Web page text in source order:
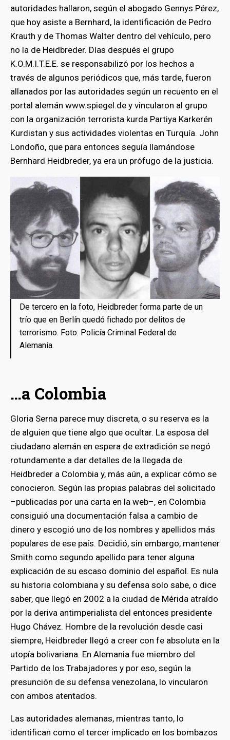
autoridades hallaron, según el abogado Gennys Pérez,
que hoy asiste a Bernhard, la identificación de Pedro
Krauth y de Thomas Walter dentro del vehículo, pero
no la de Heidbreder. Días después el grupo
K.O.M.I.T.E.E. se responsabilizó por los hechos a
través de algunos periódicos que, más tarde, fueron
allanados por las autoridades según un recuento en el
portal alemán www.spiegel.de y vincularon al grupo
con la organización terrorista kurda Partiya Karkerén
Kurdistan y sus actividades violentas en Turquía. John
Londoño, que para entonces seguía llamándose
Bernhard Heidbreder, ya era un prófugo de la justicia.
De tercero en la foto, Heidbreder forma parte de un
trío que en Berlín quedó fichado por delitos de
terrorismo. Foto: Policía Criminal Federal de
Alemania.
…a Colombia
Gloria Serna parece muy discreta, o su reserva es la
de alguien que tiene algo que ocultar. La esposa del
ciudadano alemán en espera de extradición se negó
rotundamente a dar detalles de la llegada de
Heidbreder a Colombia y, más aún, a explicar cómo se
conocieron. Según las propias palabras del solicitado
–publicadas por una carta en la web–, en Colombia
consiguió una documentación falsa a cambio de
dinero y escogió uno de los nombres y apellidos más
populares de ese país. Decidió, sin embargo, mantener
Smith como segundo apellido para tener alguna
explicación de su escaso dominio del español. Es nula
su historia colombiana y su defensa solo sabe, o dice
saber, que llegó en 2002 a la ciudad de Mérida atraído
por la deriva antimperialista del entonces presidente
Hugo Chávez. Hombre de la revolución desde casi
siempre, Heidbreder llegó a creer con fe absoluta en la
utopía bolivariana. En Alemania fue miembro del
Partido de los Trabajadores y por eso, según la
presunción de su defensa venezolana, lo vincularon
con ambos atentados.
Las autoridades alemanas, mientras tanto, lo
identifican como el tercer implicado en los bombazos